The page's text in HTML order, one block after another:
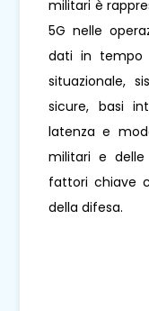
militari è
5G nelle
dati in tempo
situazionale,
sicure, basi
latenza e
militari e
fattori chiave
della difesa.